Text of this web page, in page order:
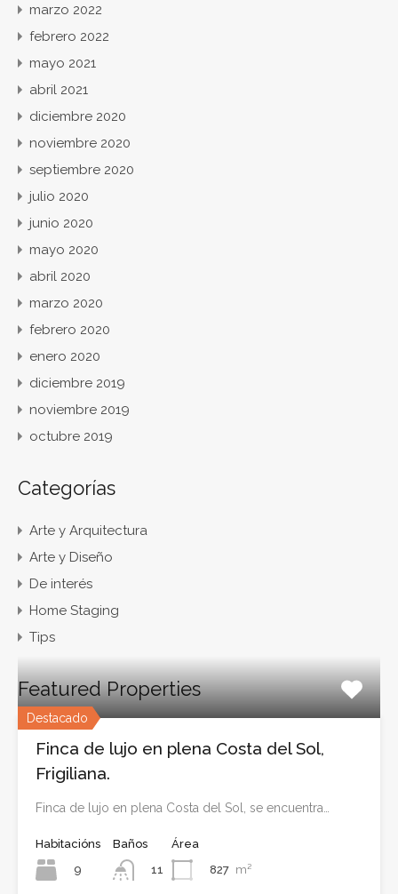
marzo 2022
febrero 2022
mayo 2021
abril 2021
diciembre 2020
noviembre 2020
septiembre 2020
julio 2020
junio 2020
mayo 2020
abril 2020
marzo 2020
febrero 2020
enero 2020
diciembre 2019
noviembre 2019
octubre 2019
Categorías
Arte y Arquitectura
Arte y Diseño
De interés
Home Staging
Tips
Featured Properties
Destacado
Finca de lujo en plena Costa del Sol,
Frigiliana.
Finca de lujo en plena Costa del Sol, se encuentra…
Habitacións
9
Baños
11
Área
827 m²